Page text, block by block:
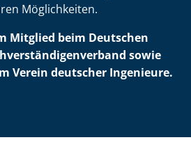
Möglichkeiten.
Mitglied beim Deutschen
sowie
Verein deutscher Ingenieure.